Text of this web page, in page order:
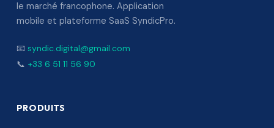
le marché francophone. Application
mobile et plateforme SaaS SyndicPro.
📧 syndic.digital@gmail.com
📞 +33 6 51 11 56 90
PRODUITS